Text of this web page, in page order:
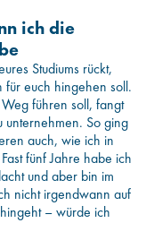
ich die
Studiums rückt,
euch hingehen soll.
führen soll, fangt
unternehmen. So ging
auch, wie ich in
fünf Jahre habe ich
und aber bin im
nicht irgendwann auf
– würde ich